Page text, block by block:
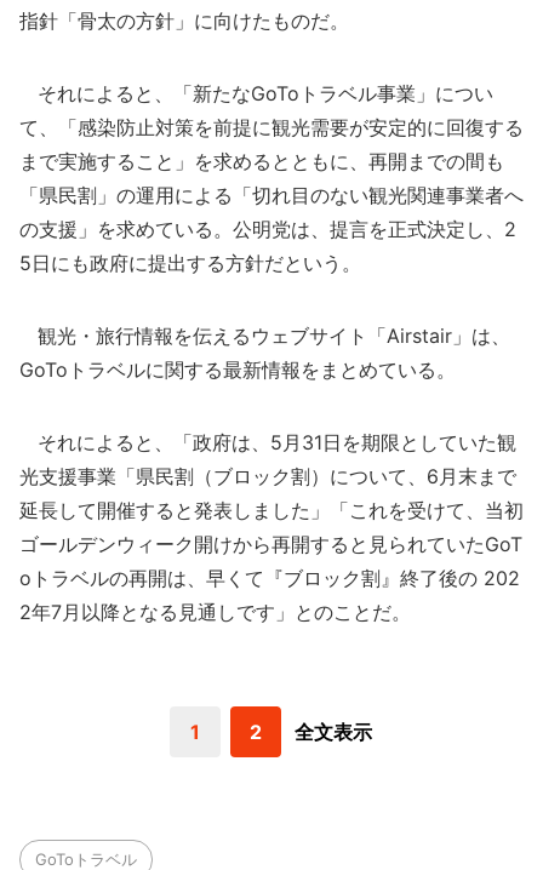
指針「骨太の方針」に向けたものだ。
それによると、「新たなGoToトラベル事業」につい
て、「感染防止対策を前提に観光需要が安定的に回復する
まで実施すること」を求めるとともに、再開までの間も
「県民割」の運用による「切れ目のない観光関連事業者へ
の支援」を求めている。公明党は、提言を正式決定し、2
5日にも政府に提出する方針だという。
観光・旅行情報を伝えるウェブサイト「Airstair」は、
GoToトラベルに関する最新情報をまとめている。
それによると、「政府は、5月31日を期限としていた観
光支援事業「県民割（ブロック割）について、6月末まで
延長して開催すると発表しました」「これを受けて、当初
ゴールデンウィーク開けから再開すると見られていたGoT
oトラベルの再開は、早くて『ブロック割』終了後の 202
2年7月以降となる見通しです」とのことだ。
1 2 全文表示
GoToトラベル